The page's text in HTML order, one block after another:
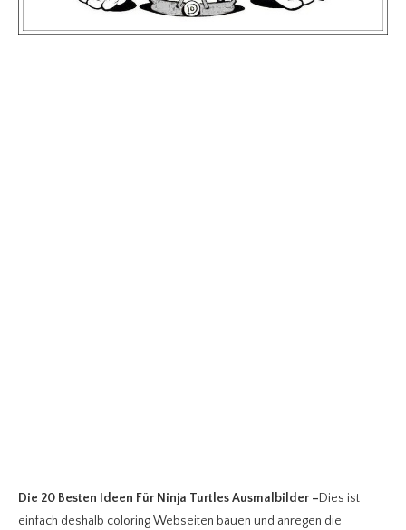
Die 20 Besten Ideen Für Ninja Turtles Ausmalbilder –Dies ist
einfach deshalb coloring Webseiten bauen und anregen die